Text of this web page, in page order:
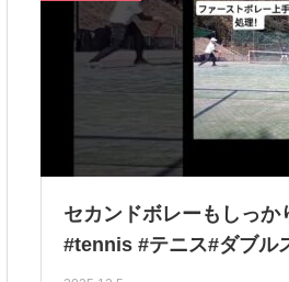
セカンドボレーもしっか
#tennis #テニス#ダブル